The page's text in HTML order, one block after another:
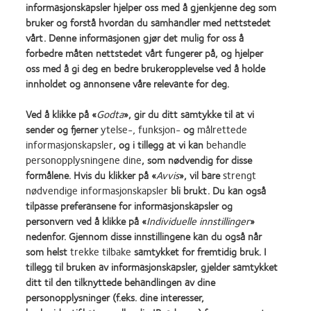
A for new wearers in US, Spain, Italy, UK and Korea. n=249 (80% strongly agree/agree).
4. CVI data on file, 2024.
Se bruksanvisningen for informasjon om sikkerhet, advarsler og forholdsregler samt
informasjon om lokale forskrifter.
SA12732 - 1NO / APP136121
Learn
more
about
Utmerkelsen
Silmo
d’Or
for
beste
produkt,
MyDay®
(2013)
Learn
more
about
Contact
Lens
Product
of
the
Year
(2013)
Learn
more
about
Best
Companies
for
Leaders
2012
&
2010
(2012)
Learn
more
about
Best
Factory
Awards
2011
(2011)
Learn
more
about
ODMA
2011
(2011)
Learn
more
about
REBRAND
100®
Global
Award
(2012)
Våre produkter
Kontakt oss
Personvernerklæring
Vilkår
Policy for bruk av
informasjonskapsler
Retningslinjer for kommentering
Konsumentens side
Administrer
samtykkepreferanser
informasjonskapsler hjelper oss med å gjenkjenne deg som
bruker og forstå hvordan du samhandler med nettstedet
vårt. Denne informasjonen gjør det mulig for oss å
forbedre måten nettstedet vårt fungerer på, og hjelper
oss med å gi deg en bedre brukeropplevelse ved å holde
innholdet og annonsene våre relevante for deg.
Ved å klikke på «Godta», gir du ditt samtykke til at vi
sender og fjernerytelse-, funksjon-og målrettede
informasjonskapsler, og i tillegg at vi kan behandle
personopplysningene dine, som nødvendig for disse
formålene. Hvis du klikker på «Avvis», vil barestrengt
nødvendige informasjonskapslerbli brukt. Du kan også
tilpasse preferansene for informasjonskapsler og
personvern ved å klikke på «Individuelle innstillinger»
nedenfor. Gjennom disse innstillingene kan du også når
som helsttrekke tilbake samtykket for fremtidig bruk. I
tillegg til bruken av informasjonskapsler, gjelder samtykket
ditt til den tilknyttede behandlingen av dine
personopplysninger (f.eks. dine interesser,